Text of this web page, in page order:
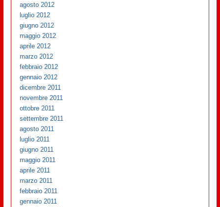
agosto 2012
luglio 2012
giugno 2012
maggio 2012
aprile 2012
marzo 2012
febbraio 2012
gennaio 2012
dicembre 2011
novembre 2011
ottobre 2011
settembre 2011
agosto 2011
luglio 2011
giugno 2011
maggio 2011
aprile 2011
marzo 2011
febbraio 2011
gennaio 2011